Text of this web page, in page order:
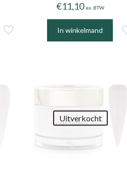
€11,10 ex. BTW
In winkelmand
Uitverkocht